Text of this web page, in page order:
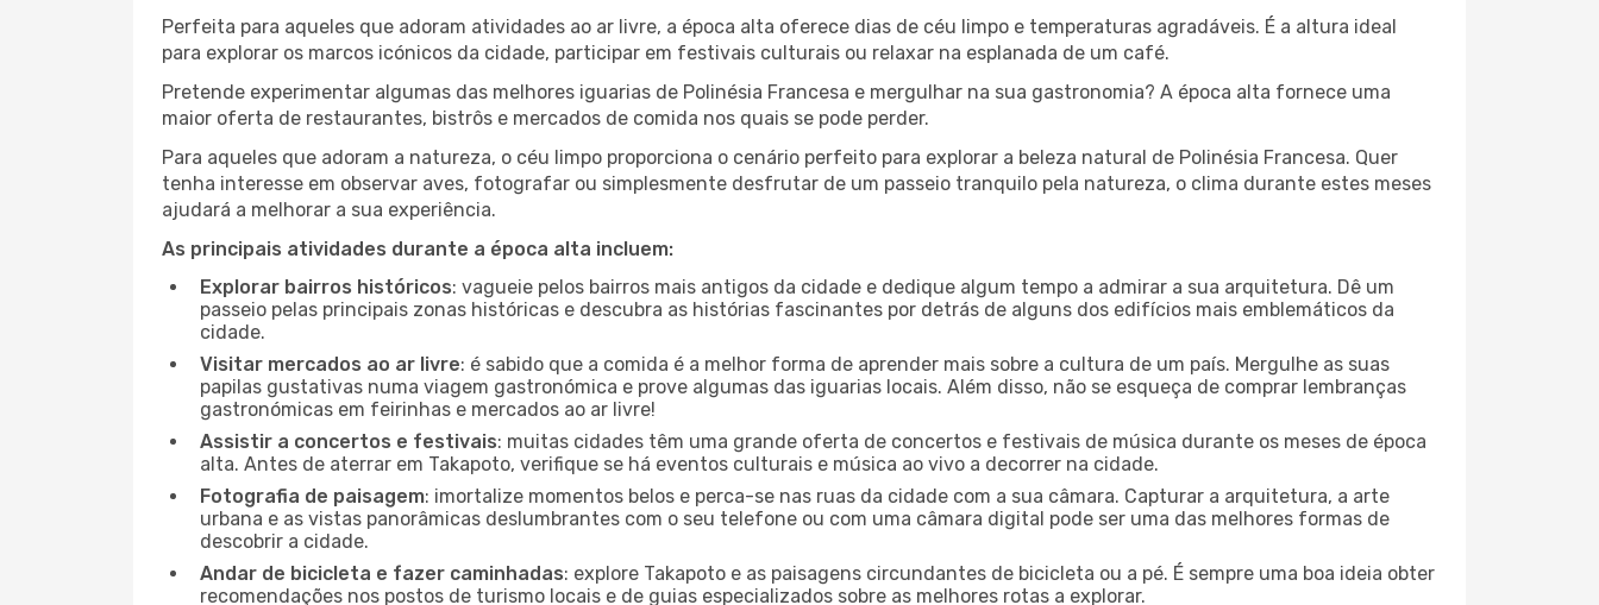
Perfeita para aqueles que adoram atividades ao ar livre, a época alta oferece dias de céu limpo e temperaturas agradáveis. É a altura ideal
para explorar os marcos icónicos da cidade, participar em festivais culturais ou relaxar na esplanada de um café.
Pretende experimentar algumas das melhores iguarias de Polinésia Francesa e mergulhar na sua gastronomia? A época alta fornece uma
maior oferta de restaurantes, bistrôs e mercados de comida nos quais se pode perder.
Para aqueles que adoram a natureza, o céu limpo proporciona o cenário perfeito para explorar a beleza natural de Polinésia Francesa. Quer
tenha interesse em observar aves, fotografar ou simplesmente desfrutar de um passeio tranquilo pela natureza, o clima durante estes meses
ajudará a melhorar a sua experiência.
As principais atividades durante a época alta incluem:
Explorar bairros históricos: vagueie pelos bairros mais antigos da cidade e dedique algum tempo a admirar a sua arquitetura. Dê um
passeio pelas principais zonas históricas e descubra as histórias fascinantes por detrás de alguns dos edifícios mais emblemáticos da
cidade.
Visitar mercados ao ar livre: é sabido que a comida é a melhor forma de aprender mais sobre a cultura de um país. Mergulhe as suas
papilas gustativas numa viagem gastronómica e prove algumas das iguarias locais. Além disso, não se esqueça de comprar lembranças
gastronómicas em feirinhas e mercados ao ar livre!
Assistir a concertos e festivais: muitas cidades têm uma grande oferta de concertos e festivais de música durante os meses de época
alta. Antes de aterrar em Takapoto, verifique se há eventos culturais e música ao vivo a decorrer na cidade.
Fotografia de paisagem: imortalize momentos belos e perca-se nas ruas da cidade com a sua câmara. Capturar a arquitetura, a arte
urbana e as vistas panorâmicas deslumbrantes com o seu telefone ou com uma câmara digital pode ser uma das melhores formas de
descobrir a cidade.
Andar de bicicleta e fazer caminhadas: explore Takapoto e as paisagens circundantes de bicicleta ou a pé. É sempre uma boa ideia obter
recomendações nos postos de turismo locais e de guias especializados sobre as melhores rotas a explorar.